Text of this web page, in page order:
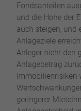
Fondsanteilen
und die Höhe der
auch steigen, und
Anlageziele
Anleger nicht den
Anlagebetrag
Immobilienrisiken
geringerer